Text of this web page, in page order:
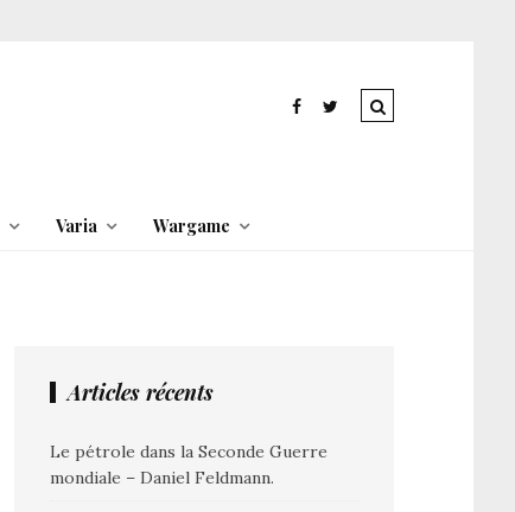
Varia Wargame
Articles récents
Le pétrole dans la Seconde Guerre
mondiale – Daniel Feldmann.